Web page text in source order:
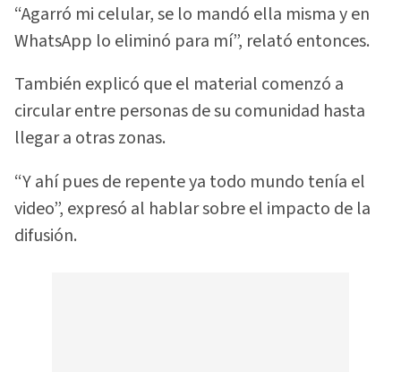
“Agarró mi celular, se lo mandó ella misma y en
WhatsApp lo eliminó para mí”, relató entonces.
También explicó que el material comenzó a
circular entre personas de su comunidad hasta
llegar a otras zonas.
“Y ahí pues de repente ya todo mundo tenía el
video”, expresó al hablar sobre el impacto de la
difusión.